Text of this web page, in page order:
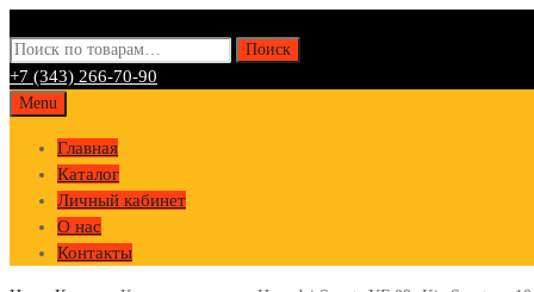
Искать: Поиск
+7 (343) 266-70-90
Skip
content
Menu
Главная
Каталог
Личный кабинет
О нас
Контакты